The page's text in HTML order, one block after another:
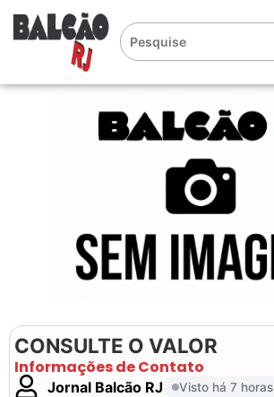
CONSULTE O VALOR
Informações de Contato
Jornal Balcão RJ Visto há 7 horas